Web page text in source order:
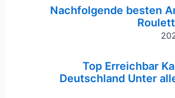
p
Nachfolgende besten
Top Erreichbar
Deutschland Unter